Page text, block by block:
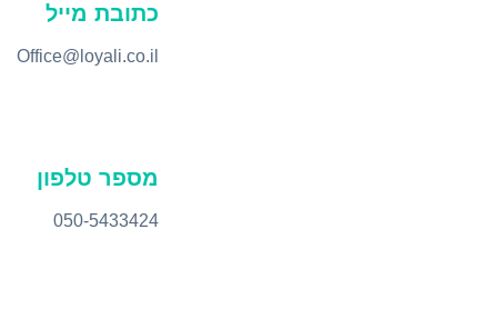
כתובת מייל
Office@loyali.co.il
מספר טלפון
050-5433424